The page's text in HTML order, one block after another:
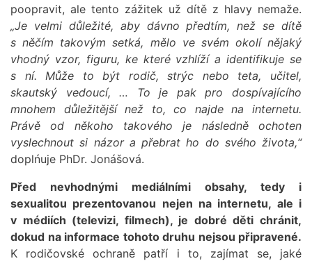
poopravit, ale tento zážitek už dítě z hlavy nemaže.
„Je velmi důležité, aby dávno předtím, než se dítě
s něčím takovým setká, mělo ve svém okolí nějaký
vhodný vzor, figuru, ke které vzhlíží a identifikuje se
s ní. Může to být rodič, strýc nebo teta, učitel,
skautský vedoucí, … To je pak pro dospívajícího
mnohem důležitější než to, co najde na internetu.
Právě od někoho takového je následně ochoten
vyslechnout si názor a přebrat ho do svého života,“
doplńuje PhDr. Jonášová.
Před nevhodnými mediálními obsahy, tedy i
sexualitou prezentovanou nejen na internetu, ale i
v médiích (televizi, filmech), je dobré děti chránit,
dokud na informace tohoto druhu nejsou připravené.
K rodičovské ochraně patří i to, zajímat se, jaké